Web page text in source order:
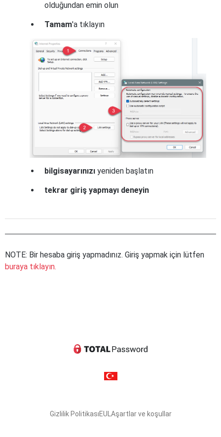
olduğundan emin olun
Tamam'a tıklayın
bilgisayarınızı yeniden başlatın
tekrar giriş yapmayı deneyin
NOTE: Bir hesaba giriş yapmadınız. Giriş yapmak için lütfen
buraya tıklayın.
Gizlilik PolitikasıEULAşartlar ve koşullar